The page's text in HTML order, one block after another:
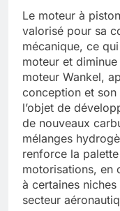
Le moteur à
valorisé pour sa
mécanique, ce
moteur et
moteur Wankel,
conception et
l’objet de
de nouveaux
mélanges
renforce la
motorisations, en
à certaines niches
secteur